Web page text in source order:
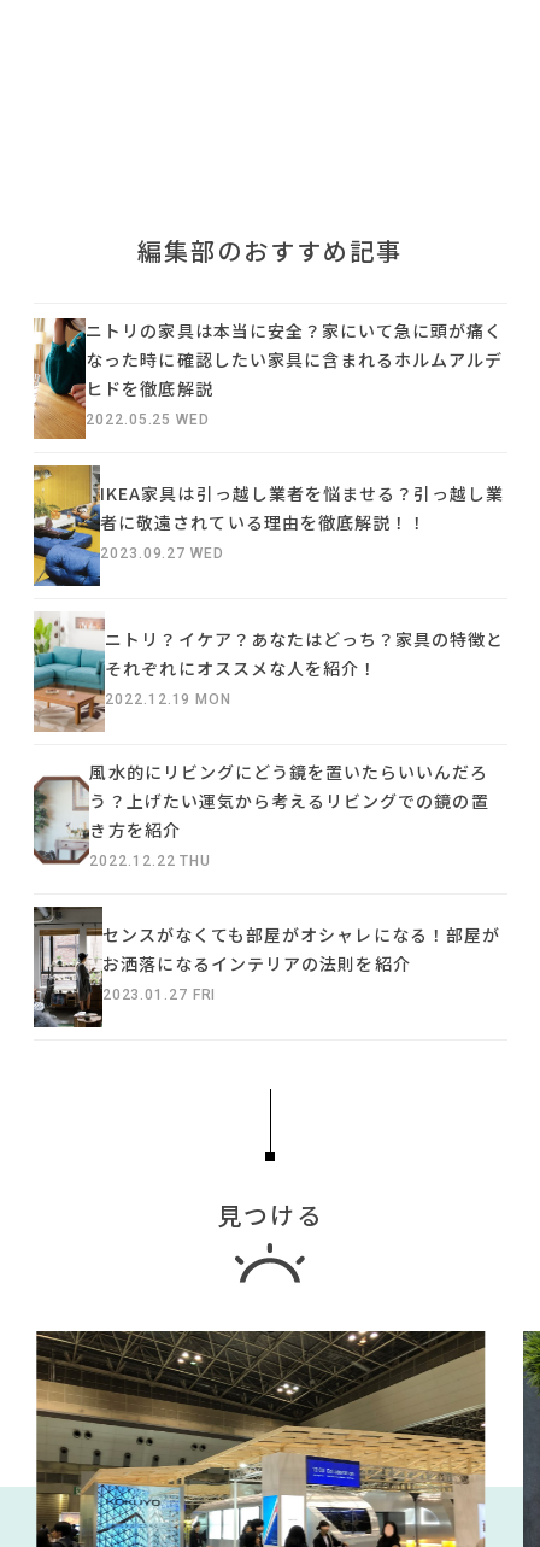
編集部のおすすめ記事
ニトリの家具は本当に安全？家にいて急に頭が痛く
なった時に確認したい家具に含まれるホルムアルデ
ヒドを徹底解説
2022.05.25 WED
IKEA家具は引っ越し業者を悩ませる？引っ越し業
者に敬遠されている理由を徹底解説！！
2023.09.27 WED
ニトリ？イケア？あなたはどっち？家具の特徴と
それぞれにオススメな人を紹介！
2022.12.19 MON
風水的にリビングにどう鏡を置いたらいいんだろ
う？上げたい運気から考えるリビングでの鏡の置
き方を紹介
2022.12.22 THU
センスがなくても部屋がオシャレになる！部屋が
お洒落になるインテリアの法則を紹介
2023.01.27 FRI
見つける